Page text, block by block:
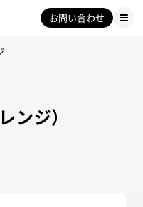
お問い合わせ
ンジ）